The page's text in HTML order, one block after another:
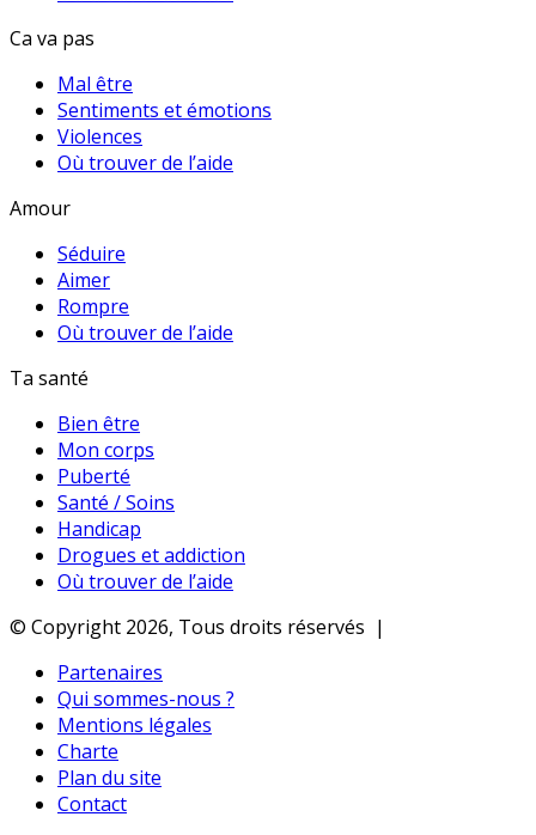
Ca va pas
Mal être
Sentiments et émotions
Violences
Où trouver de l’aide
Amour
Séduire
Aimer
Rompre
Où trouver de l’aide
Ta santé
Bien être
Mon corps
Puberté
Santé / Soins
Handicap
Drogues et addiction
Où trouver de l’aide
© Copyright 2026, Tous droits réservés |
Partenaires
Qui sommes-nous ?
Mentions légales
Charte
Plan du site
Contact